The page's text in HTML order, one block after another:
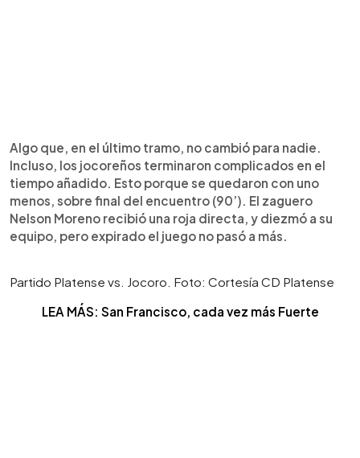
Algo que, en el último tramo, no cambió para nadie.
Incluso, los jocoreños terminaron complicados en el
tiempo añadido. Esto porque se quedaron con uno
menos, sobre final del encuentro (90’). El zaguero
Nelson Moreno recibió una roja directa, y diezmó a su
equipo, pero expirado el juego no pasó a más.
Partido Platense vs. Jocoro. Foto: Cortesía CD Platense
LEA MÁS: San Francisco, cada vez más Fuerte